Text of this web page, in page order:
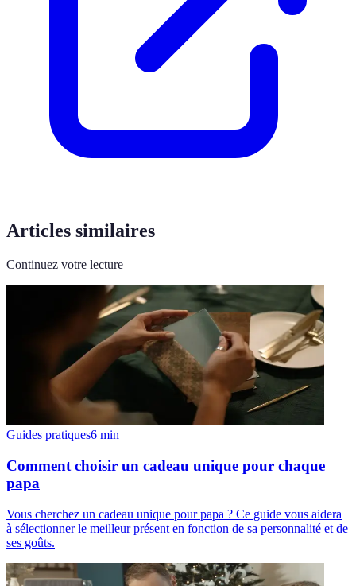
Articles similaires
Continuez votre lecture
Guides pratiques6 min
Comment choisir un cadeau unique pour chaque
papa
Vous cherchez un cadeau unique pour papa ? Ce guide vous aidera
à sélectionner le meilleur présent en fonction de sa personnalité et de
ses goûts.